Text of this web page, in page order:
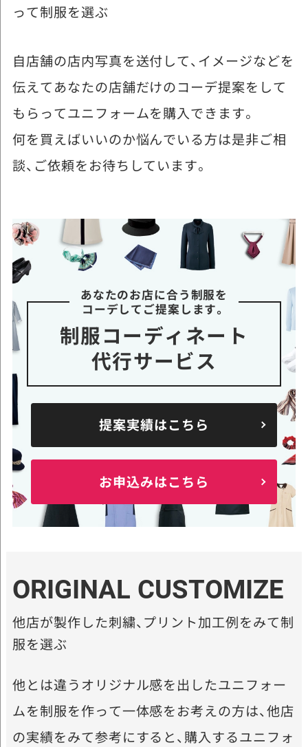
って制服を選ぶ
自店舗の店内写真を送付して、イメージなどを
伝えてあなたの店舗だけのコーデ提案をして
もらってユニフォームを購入できます。
何を買えばいいのか悩んでいる方は是非ご相
談、ご依頼をお待ちしています。
あなたのお店に合う制服を
コーデしてご提案します。
制服コーディネート
代行サービス
提案実績はこちら
お申込みはこちら
ORIGINAL CUSTOMIZE
他店が製作した刺繍、プリント加工例をみて制
服を選ぶ
他とは違うオリジナル感を出したユニフォー
ムを制服を作って一体感をお考えの方は、他店
の実績をみて参考にすると、購入するユニフォ